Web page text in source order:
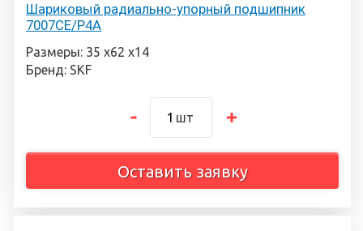
Шариковый радиально-упорный подшипник
7007CE/P4A
Размеры: 35 х62 х14
Бренд: SKF
шт
Оставить заявку